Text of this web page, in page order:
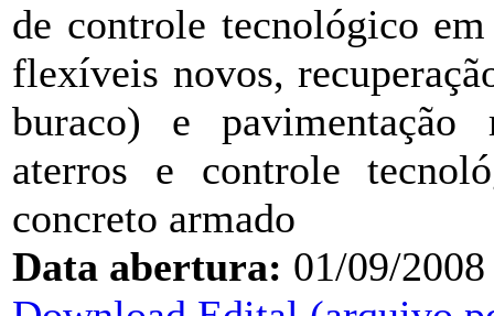
de controle tecnológico
flexíveis novos,
buraco) e
aterros e controle
concreto armado
Data abertura: 01/09/2008